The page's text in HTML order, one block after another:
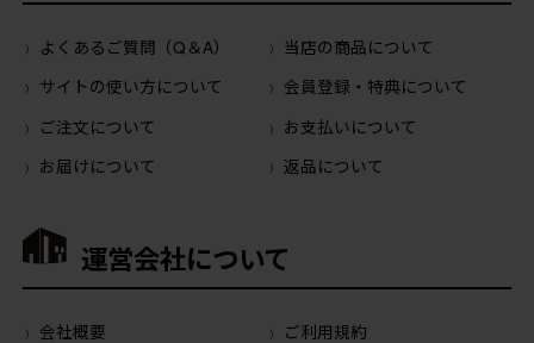
よくあるご質問（Q＆A）
当店の商品について
サイトの使い方について
会員登録・特典について
ご注文について
お支払いについて
お届けについて
返品について
運営会社について
会社概要
ご利用規約